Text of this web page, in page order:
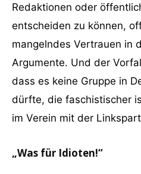
Redaktionen oder
entscheiden zu können,
mangelndes Vertrauen in
Argumente. Und der
dass es keine Gruppe in
dürfte, die faschistischer
im Verein mit der
„Was für Idioten!“